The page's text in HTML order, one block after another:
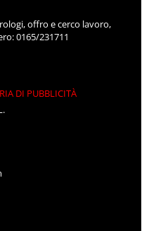
offro e cerco lavoro,
0165/231711
DI PUBBLICITÀ